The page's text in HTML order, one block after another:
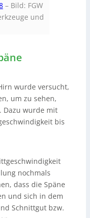
– Bild: FGW
und
wurde versucht,
um zu sehen,
Dazu wurde mit
bis
nochmals
dass die Späne
und sich in dem
Schnittgut bzw.